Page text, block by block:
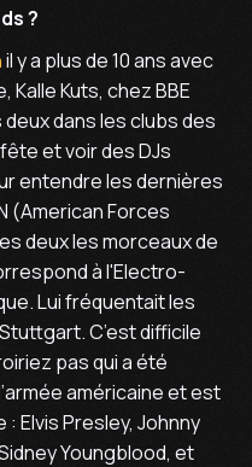
?
il y a plus de 10 ans avec
Kalle Kuts, chez BBE
dans les clubs des
et voir des DJs
entendre les dernières
(American Forces
deux les morceaux de
à l'Electro-
Lui fréquentait les
C’est difficile
pas qui a été
américaine et est
Elvis Presley, Johnny
Youngblood, et